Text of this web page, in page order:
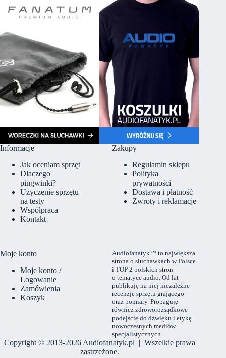
Informacje
Jak oceniam sprzęt
Dlaczego
pingwinki?
Użyczenie sprzętu
na testy
Współpraca
Kontakt
Zakupy
Regulamin sklepu
Polityka
prywatności
Dostawa i płatność
Zwroty i reklamacje
Moje konto
Moje konto /
Logowanie
Zamówienia
Koszyk
Audiofanatyk™ to największa
strona o słuchawkach w Polsce
i TOP 2 polskich stron
o tematyce audio. Od lat
publikuję na niej niezależne
recenzje sprzętu grającego
oraz pomiary. Propaguję
również zdroworozsądkowe
podejście do dźwięku i etykę
nowoczesnych mediów
specjalistycznych.
Copyright © 2013-2026 Audiofanatyk.pl | Wszelkie prawa
zastrzeżone.